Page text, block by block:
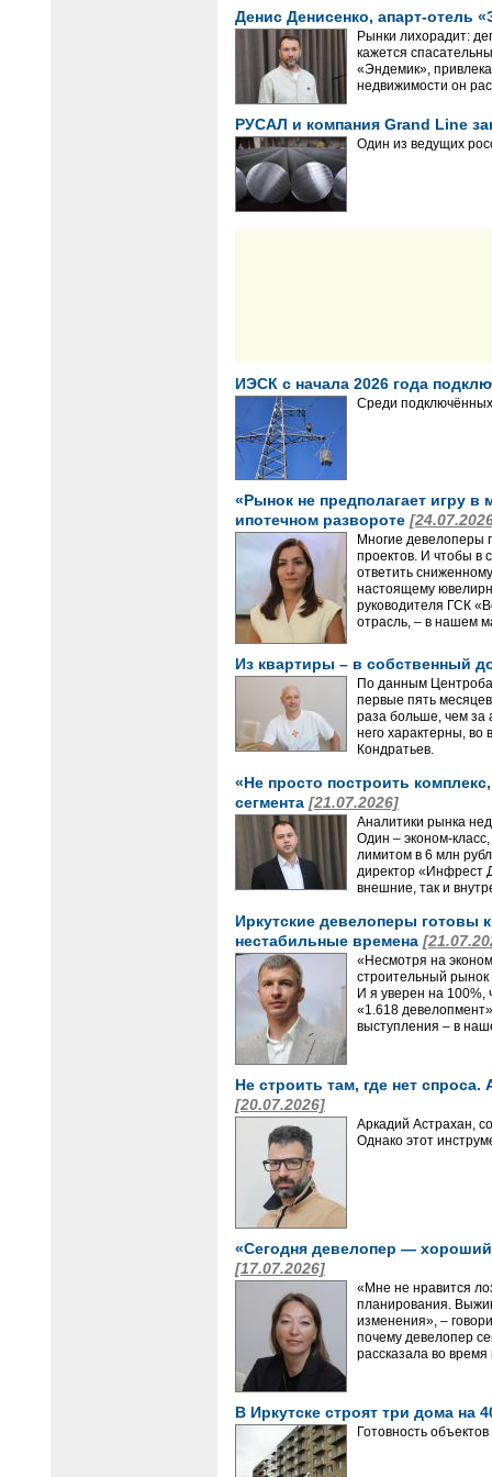
Денис Денисенко, апарт-отель
Рынки лихорадит:
кажется
«Эндемик»,
недвижимости он
РУСАЛ и компания Grand Line
Один из ведущих
ИЭСК с начала 2026 года
Среди
«Рынок не предполагает игру в
ипотечном развороте
Многие девелоперы
проектов. И чтобы в
ответить
настоящему
руководителя ГСК
отрасль, – в нашем
Из квартиры – в собственный
По данным
первые пять
раза больше, чем за
него характерны, во
Кондратьев.
«Не просто построить
сегмента [21.07.2026]
Аналитики рынка
Один – эконом-
лимитом в 6 млн
директор «Инфрест
внешние, так и
Иркутские девелоперы готовы
нестабильные времена
«Несмотря на
строительный
И я уверен на
«1.618
выступления – в
Не строить там, где нет
[20.07.2026]
Аркадий Астрахан,
Однако этот
«Сегодня девелопер —
[17.07.2026]
«Мне не нравится
планирования.
изменения», –
почему девелопер
рассказала во
В Иркутске строят три дома на
Готовность